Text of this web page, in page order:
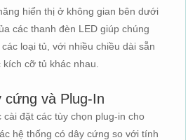
hiển thị ở không gian bên dưới
các thanh đèn LED giúp chúng
loại tủ, với nhiều chiều dài sẵn
cỡ tủ khác nhau.
cứng và Plug-In
cài đặt các tùy chọn plug-in cho
hệ thống có dây cứng so với tính